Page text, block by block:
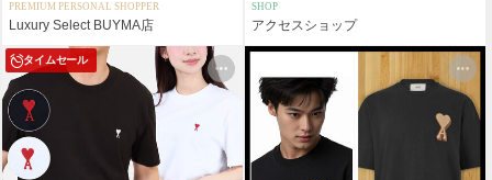
PREMIUM PERSONAL SHOPPER
Luxury Select BUYMA店
SHOP
アクセスショップ
タイムセール